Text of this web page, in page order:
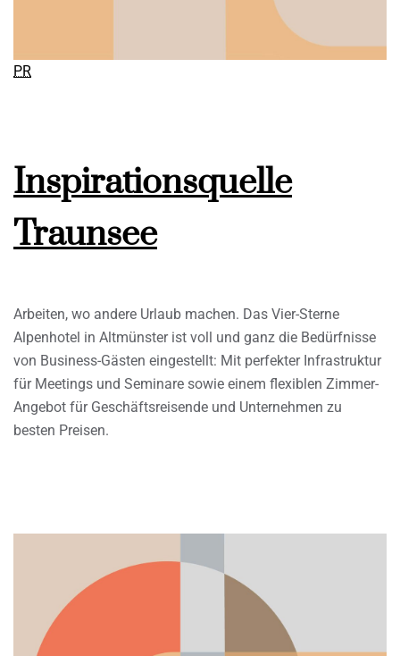
PR
Inspirationsquelle
Traunsee
Arbeiten, wo andere Urlaub machen. Das Vier-Sterne
Alpenhotel in Altmünster ist voll und ganz die Bedürfnisse
von Business-Gästen eingestellt: Mit perfekter Infrastruktur
für Meetings und Seminare sowie einem flexiblen Zimmer-
Angebot für Geschäftsreisende und Unternehmen zu
besten Preisen.